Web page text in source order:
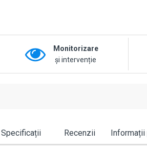
Monitorizare
și intervenție
Specificații Recenzii